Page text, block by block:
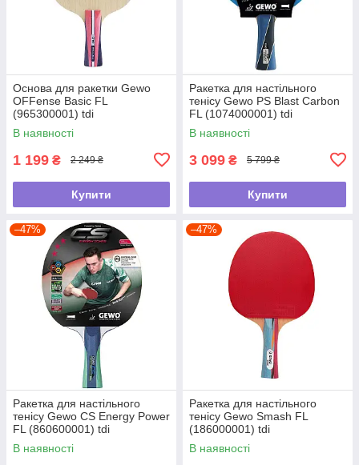
Основа для ракетки Gewo
OFFense Basic FL
(965300001) tdi
В наявності
1 199 ₴ 2 249 ₴
Купити
Ракетка для настільного
тенісу Gewo PS Blast Carbon
FL (1074000001) tdi
В наявності
3 099 ₴ 5 799 ₴
Купити
–47%
Ракетка для настільного
тенісу Gewo CS Energy Power
FL (860600001) tdi
В наявності
–47%
Ракетка для настільного
тенісу Gewo Smash FL
(186000001) tdi
В наявності